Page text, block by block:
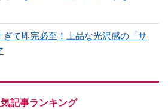
ぎて即完必至！上品な光沢感の「サ